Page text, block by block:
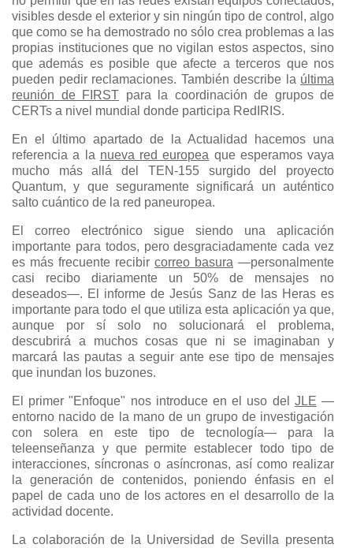
visibles desde el exterior y sin ningún tipo de control, algo
que como se ha demostrado no sólo crea problemas a las
propias instituciones que no vigilan estos aspectos, sino
que además es posible que afecte a terceros que nos
pueden pedir reclamaciones. También describe la última
reunión de FIRST para la coordinación de grupos de
CERTs a nivel mundial donde participa RedIRIS.
En el último apartado de la Actualidad hacemos una
referencia a la nueva red europea que esperamos vaya
mucho más allá del TEN-155 surgido del proyecto
Quantum, y que seguramente significará un auténtico
salto cuántico de la red paneuropea.
El correo electrónico sigue siendo una aplicación
importante para todos, pero desgraciadamente cada vez
es más frecuente recibir correo basura —personalmente
casi recibo diariamente un 50% de mensajes no
deseados—. El informe de Jesús Sanz de las Heras es
importante para todo el que utiliza esta aplicación ya que,
aunque por sí solo no solucionará el problema,
descubrirá a muchos cosas que ni se imaginaban y
marcará las pautas a seguir ante ese tipo de mensajes
que inundan los buzones.
El primer "Enfoque" nos introduce en el uso del JLE —
entorno nacido de la mano de un grupo de investigación
con solera en este tipo de tecnología— para la
teleenseñanza y que permite establecer todo tipo de
interacciones, síncronas o asíncronas, así como realizar
la generación de contenidos, poniendo énfasis en el
papel de cada uno de los actores en el desarrollo de la
actividad docente.
La colaboración de la Universidad de Sevilla presenta